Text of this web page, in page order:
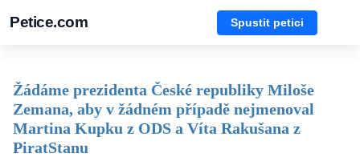
Petice.com Spustit petici
Žádáme prezidenta České republiky Miloše
Zemana, aby v žádném případě nejmenoval
Martina Kupku z ODS a Víta Rakušana z
PiratStanu